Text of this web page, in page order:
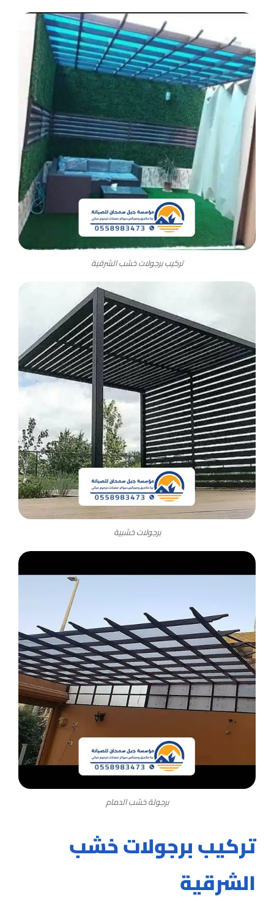
تركيب برجولات خشب الشرقية
برجولات خشبية
برجولة خشب الدمام
تركيب برجولات خشب
الشرقية